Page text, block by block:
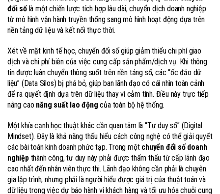
đổi sốlà một chiến lược tích hợp lâu dài, chuyển dịch doanh nghiệp
từ mô hình vận hành truyền thống sang mô hình hoạt động dựa trên
nền tảng dữ liệu và kết nối thực thời.
Xét về mặt kinh tế học, chuyển đổi số giúp giảm thiểu chi phí giao
dịch và chi phí biên của việc cung cấp sản phẩm/dịch vụ. Khi thông
tin được luân chuyển thông suốt trên nền tảng số, các “ốc đảo dữ
liệu” (Data Silos) bị phá bỏ, giúp ban lãnh đạo có cái nhìn toàn cảnh
để ra quyết định dựa trên dữ liệu thay vì cảm tính. Điều này trực tiếp
nâng cao năng suất lao động của toàn bộ hệ thống.
Một khía cạnh học thuật khác cần quan tâm là “Tư duy số” (Digital
Mindset). Đây là khả năng thấu hiểu cách công nghệ có thể giải quyết
các bài toán kinh doanh phức tạp. Trong một chuyển đổi số doanh
nghiệpthành công, tư duy này phải được thẩm thấu từ cấp lãnh đạo
cao nhất đến nhân viên thực thi. Lãnh đạo không cần phải là chuyên
gia lập trình, nhưng phải là người hiểu được giá trị của thuật toán và
dữ liệu trong việc dự báo hành vi khách hàng và tối ưu hóa chuỗi cung